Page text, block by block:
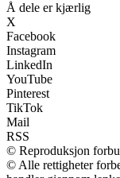
Å dele er kjærlig
X
Facebook
Instagram
LinkedIn
YouTube
Pinterest
TikTok
Mail
RSS
© Reproduksjon
© Alle rettigheter